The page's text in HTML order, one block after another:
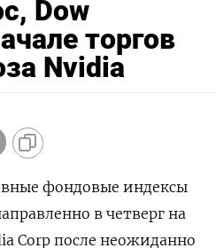
Dow
торгов
Nvidia
фондовые индексы
в четверг на
Corp после неожиданно